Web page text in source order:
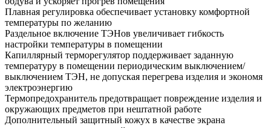
Плавная регулировка обеспечивает установку комфортной
температуры по желанию
Раздельное включение ТЭНов увеличивает гибкость
настройки температуры в помещении
Капиллярный терморегулятор поддерживает заданную
температуру в помещении периодическим выключением/
выключением ТЭН, не допуская перегрева изделия и экономя
электроэнергию
Термопредохранитель предотвращает повреждение изделия и
окружающих предметов при нештатной работе
Дополнительный защитный кожух в качестве экрана